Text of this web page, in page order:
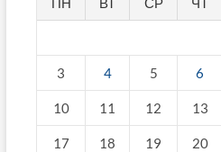
3 4 5 6
10 11 12 13
17 18 19 20